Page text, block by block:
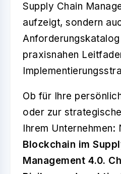
Supply Chain
aufzeigt, sondern
praxisnahen
Ob für Ihre
oder zur
Ihrem Unternehmen:
Blockchain im
Management 4.0.